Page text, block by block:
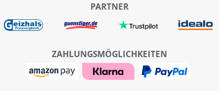
PARTNER
ZAHLUNGSMÖGLICHKEITEN